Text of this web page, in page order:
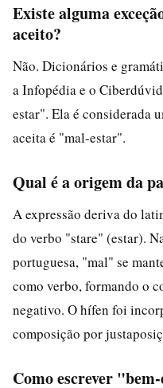
Existe alguma
aceito?
Não. Dicionários e
a Infopédia e o
estar". Ela é considerada
aceita é "mal-estar".
Qual é a origem da
A expressão deriva do
do verbo "stare" (estar).
portuguesa, "mal" se
como verbo, formando o
negativo. O hífen foi
composição por
Como escrever